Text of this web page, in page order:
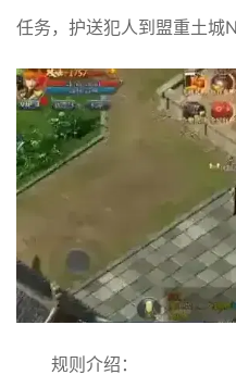
任务，护送犯人到盟重土城
规则介绍：